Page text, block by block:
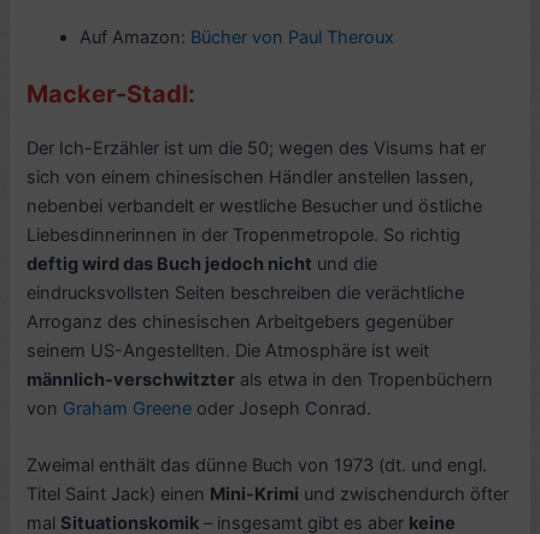
Auf Amazon: Bücher von Paul Theroux
Macker-Stadl:
Der Ich-Erzähler ist um die 50; wegen des Visums hat er
sich von einem chinesischen Händler anstellen lassen,
nebenbei verbandelt er westliche Besucher und östliche
Liebesdinnerinnen in der Tropenmetropole. So richtig
deftig wird das Buch jedoch nicht und die
eindrucksvollsten Seiten beschreiben die verächtliche
Arroganz des chinesischen Arbeitgebers gegenüber
seinem US-Angestellten. Die Atmosphäre ist weit
männlich-verschwitzter als etwa in den Tropenbüchern
von Graham Greene oder Joseph Conrad.
Zweimal enthält das dünne Buch von 1973 (dt. und engl.
Titel Saint Jack) einen Mini-Krimi und zwischendurch öfter
mal Situationskomik – insgesamt gibt es aber keine